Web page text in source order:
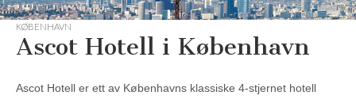
KØBENHAVN
Ascot Hotell i København
Ascot Hotell er ett av Københavns klassiske 4-stjernet hotell